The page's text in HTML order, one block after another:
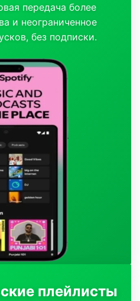
передача более
и неограниченное
без подписки.
плейлисты